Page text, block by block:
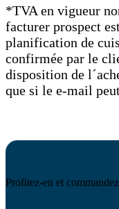
*TVA en vigueur
facturer prospect
planification de
confirmée par le
disposition de
que si le e-mail
Profitez-en et